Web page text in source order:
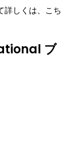
しくは、こち
ブ